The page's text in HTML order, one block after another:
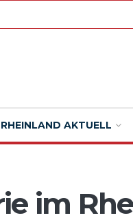
RHEINLAND AKTUELL
im